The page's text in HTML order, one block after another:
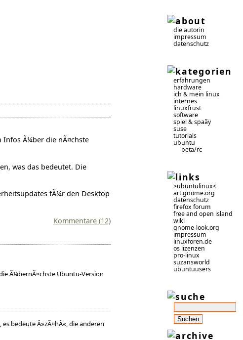
Infos Ã¼ber die nÃ¤chste
was das bedeutet. Die
fÃ¼r den Desktop
Kommentare (12)
Ã¼bernÃ¤chste Ubuntu-Version
bedeute Â»zÃ¤hÂ«, die anderen
die autorin
impressum
datenschutz
erfahrungen
hardware
ich & mein linux
internes
linuxfrust
software
spiel & spaãÿ
suse
tutorials
ubuntu
beta/rc
>ubuntulinux<
art.gnome.org
datenschutz
firefox forum
free and open island
wiki
gnome-look.org
impressum
linuxforen.de
os lizenzen
pro-linux
suzansworld
ubuntuusers